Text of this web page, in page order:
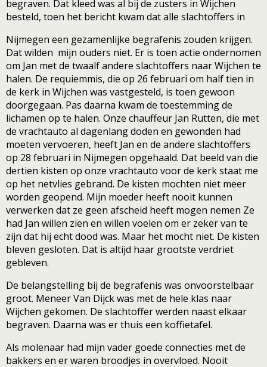
begraven. Dat kleed was al bij de zusters in Wijchen
besteld, toen het bericht kwam dat alle slachtoffers in
Nijmegen een gezamenlijke begrafenis zouden krijgen.
Dat wilden mijn ouders niet. Er is toen actie ondernomen
om Jan met de twaalf andere slachtoffers naar Wijchen te
halen. De requiemmis, die op 26 februari om half tien in
de kerk in Wijchen was vastgesteld, is toen gewoon
doorgegaan. Pas daarna kwam de toestemming de
lichamen op te halen. Onze chauffeur Jan Rutten, die met
de vrachtauto al dagenlang doden en gewonden had
moeten vervoeren, heeft Jan en de andere slachtoffers
op 28 februari in Nijmegen opgehaald. Dat beeld van die
dertien kisten op onze vrachtauto voor de kerk staat me
op het netvlies gebrand. De kisten mochten niet meer
worden geopend. Mijn moeder heeft nooit kunnen
verwerken dat ze geen afscheid heeft mogen nemen Ze
had Jan willen zien en willen voelen om er zeker van te
zijn dat hij echt dood was. Maar het mocht niet. De kisten
bleven gesloten. Dat is altijd haar grootste verdriet
gebleven.
De belangstelling bij de begrafenis was onvoorstelbaar
groot. Meneer Van Dijck was met de hele klas naar
Wijchen gekomen. De slachtoffer werden naast elkaar
begraven. Daarna was er thuis een koffietafel.
Als molenaar had mijn vader goede connecties met de
bakkers en er waren broodjes in overvloed. Nooit